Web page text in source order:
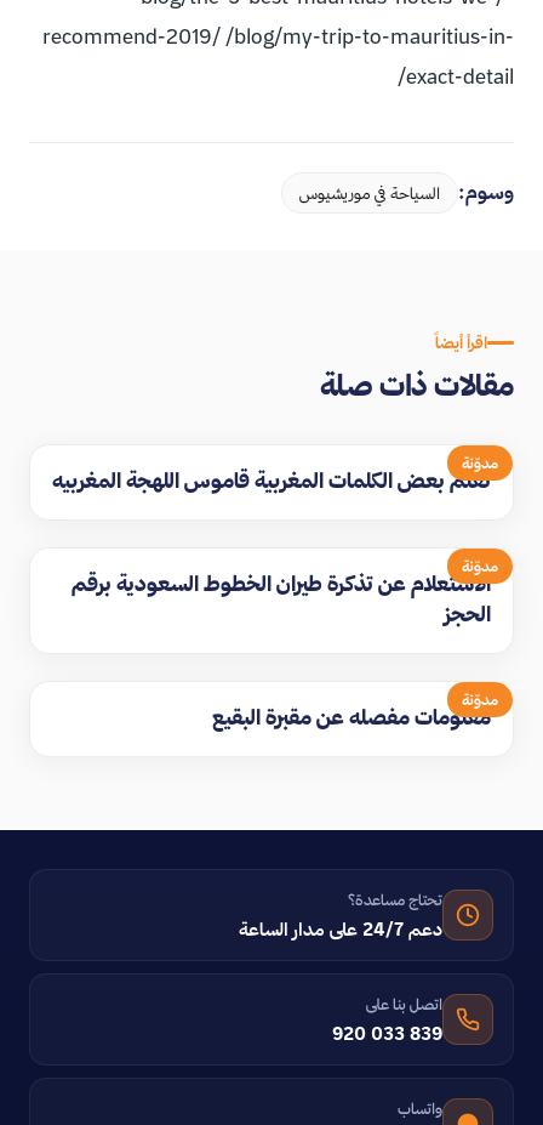
recommend-2019/ /blog/my-trip-to-mauritius-in-
exact-detail/
وسوم: السياحة في موريشيوس
اقرأ أيضاً
مقالات ذات صلة
مدوّنة
تعلم بعض الكلمات المغربية قاموس اللهجة المغربيه
مدوّنة
الاستعلام عن تذكرة طيران الخطوط السعودية برقم
الحجز
مدوّنة
معلومات مفصله عن مقبرة البقيع
تحتاج مساعدة؟
دعم 24/7 على مدار الساعة
اتصل بنا على
920 033 839
واتساب